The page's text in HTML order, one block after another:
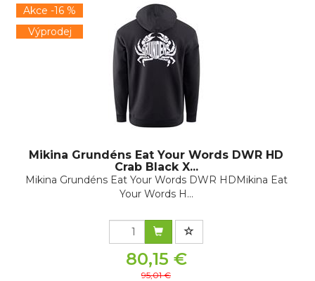
Akce -16 %
Výprodej
Mikina Grundéns Eat Your Words DWR HD
Crab Black X...
Mikina Grundéns Eat Your Words DWR HDMikina Eat
Your Words H...
80,15 €
95,01 €